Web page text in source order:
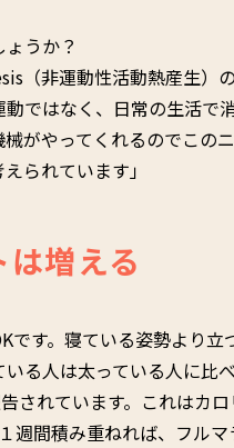
うか？
（非運動性活動熱産生）
ではなく、日常の生活で
がやってくれるのでこの
られています」
増える
です。寝ている姿勢より立
る人は太っている人に比
されています。これはカ
週間積み重ねれば、フル